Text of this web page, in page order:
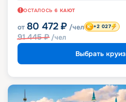
ОСТАЛОСЬ 6 КАЮТ
от 80 472 ₽ /чел
91 445₽ /чел
+2 027
Выбрать круиз